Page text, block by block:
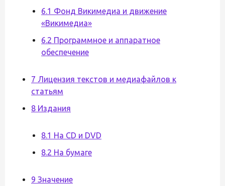
6.1 Фонд Викимедиа и движение
«Викимедиа»
6.2 Программное и аппаратное
обеспечение
7 Лицензия текстов и медиафайлов к
статьям
8 Издания
8.1 На CD и DVD
8.2 На бумаге
9 Значение